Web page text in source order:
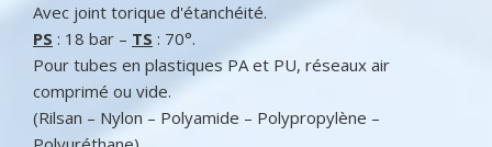
Avec joint torique d'étanchéité.
PS : 18 bar – TS : 70°.
Pour tubes en plastiques PA et PU, réseaux air
comprimé ou vide.
(Rilsan – Nylon – Polyamide – Polypropylène –